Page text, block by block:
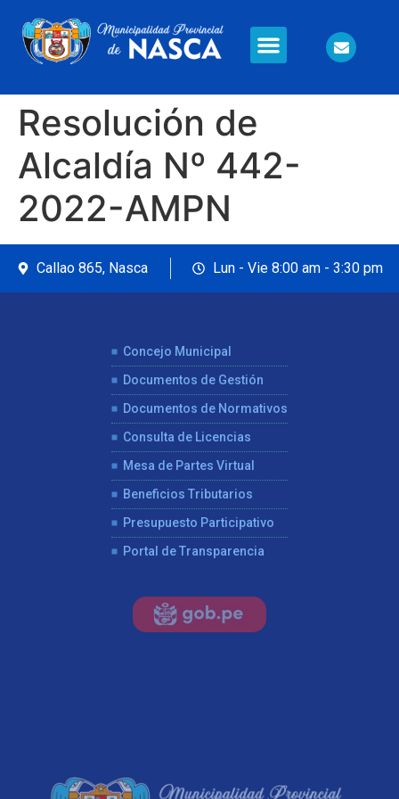
Resolución de
Alcaldía Nº 442-
2022-AMPN
Callao 865, Nasca Lun - Vie 8:00 am - 3:30 pm
Concejo Municipal
Documentos de Gestión
Documentos de Normativos
Consulta de Licencias
Mesa de Partes Virtual
Beneficios Tributarios
Presupuesto Participativo
Portal de Transparencia